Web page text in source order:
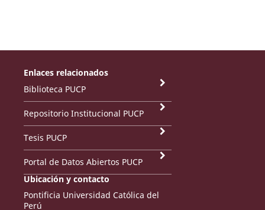
Enlaces relacionados
Biblioteca PUCP
Repositorio Institucional PUCP
Tesis PUCP
Portal de Datos Abiertos PUCP
Ubicación y contacto
Pontificia Universidad Católica del
Perú